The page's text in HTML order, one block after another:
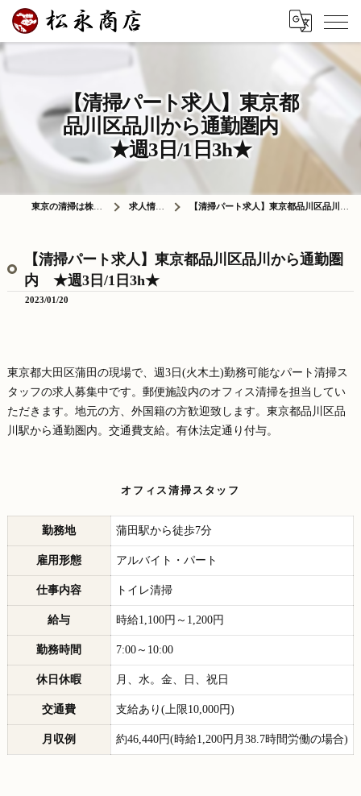
【清掃パート求人】東京都
品川区品川から通勤圏内
★週3日/1日3h★
東京の清掃は株式会社松永商店 求人情報ブログ 【清掃パート求人】東京都品川区品川から通勤圏内 ★週3日/1日3h★
【清掃パート求人】東京都品川区品川から通勤圏
内 ★週3日/1日3h★
2023/01/20
東京都大田区蒲田の現場で、週3日(火木土)勤務可能なパート清掃ス
タッフの求人募集中です。郵便施設内のオフィス清掃を担当してい
ただきます。地元の方、外国籍の方歓迎致します。東京都品川区品
川駅から通勤圏内。交通費支給。有休法定通り付与。
オフィス清掃スタッフ
勤務地 蒲田駅から徒歩7分
雇用形態 アルバイト・パート
仕事内容 トイレ清掃
給与 時給1,100円～1,200円
勤務時間 7:00～10:00
休日休暇 月、水。金、日、祝日
交通費 支給あり(上限10,000円)
月収例 約46,440円(時給1,200円月38.7時間労働の場合)